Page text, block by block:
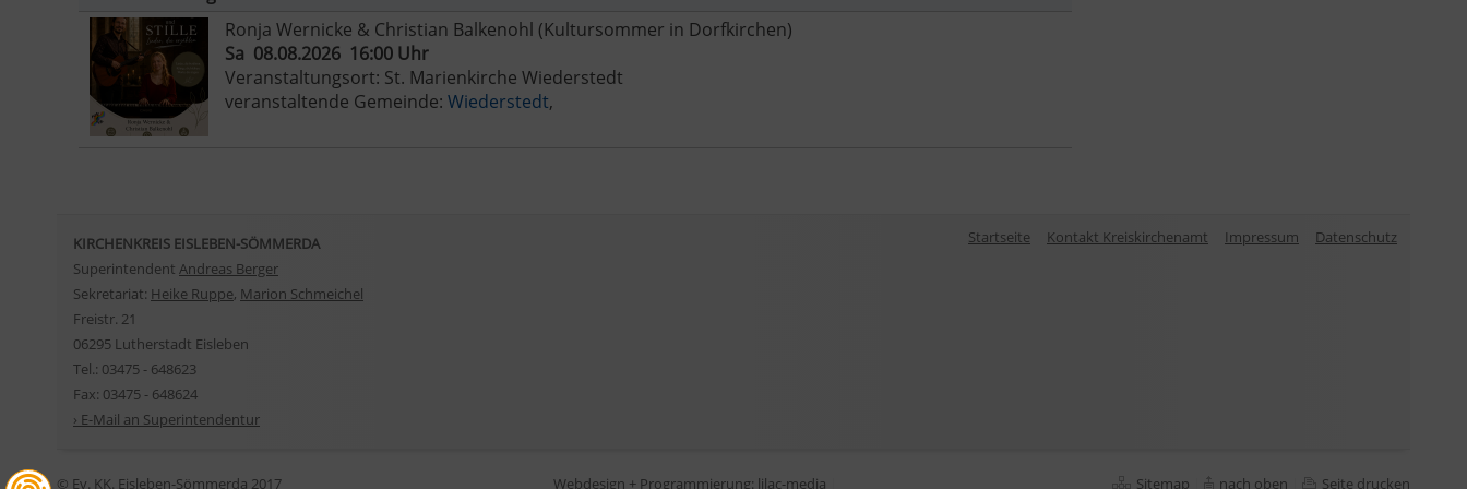
Ronja Wernicke & Christian Balkenohl (Kultursommer in Dorfkirchen)
Sa 08.08.2026 16:00 Uhr
Veranstaltungsort: St. Marienkirche Wiederstedt
veranstaltende Gemeinde: Wiederstedt,
Startseite Kontakt Kreiskirchenamt Impressum Datenschutz
KIRCHENKREIS EISLEBEN-SÖMMERDA
Superintendent Andreas Berger
Sekretariat: Heike Ruppe, Marion Schmeichel
Freistr. 21
06295 Lutherstadt Eisleben
Tel.: 03475 - 648623
Fax: 03475 - 648624
› E-Mail an Superintendentur
© Ev. KK. Eisleben-Sömmerda 2017 Webdesign + Programmierung: lilac-media Sitemap nach oben Seite drucken